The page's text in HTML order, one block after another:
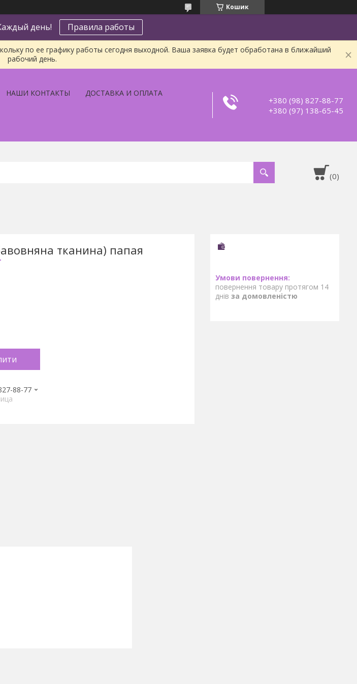
Кошик
день! Правила работы
по ее графику работы сегодня выходной. Ваша заявка будет обработана в ближайший
рабочий день.
НАШИ КОНТАКТЫ ДОСТАВКА И ОПЛАТА
+380 (98) 827-88-77
+380 (97) 138-65-45
тканина) папая
88-77
повернення товару протягом 14
днів за домовленістю